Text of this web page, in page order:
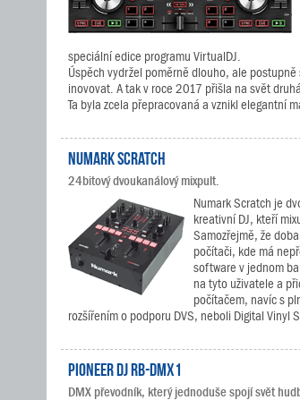
speciální edice programu VirtualDJ.
Úspěch vydržel poměrně dlouho, ale
inovovat. A tak v roce 2017 přišla na svět
Ta byla zcela přepracovaná a vznikl elegantní
Numark Scratch
24bitový dvoukanálový mixpult.
Numark Scratch je
kreativní DJ, kteří
Samozřejmě, že
počítači, kde má
software v jednom
na tyto uživatele a
počítačem, navíc s
rozšířením o podporu DVS, neboli Digital Vinyl
Pioneer DJ RB-DMX1
DMX převodník, který jednoduše spojí svět